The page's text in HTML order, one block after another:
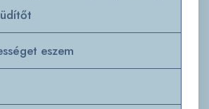
eszem